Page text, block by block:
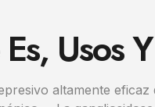
Usos
altamente